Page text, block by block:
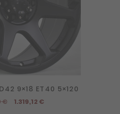
9×18 ET40 5×120
€
Ursprünglicher
1.319,12 €Aktueller